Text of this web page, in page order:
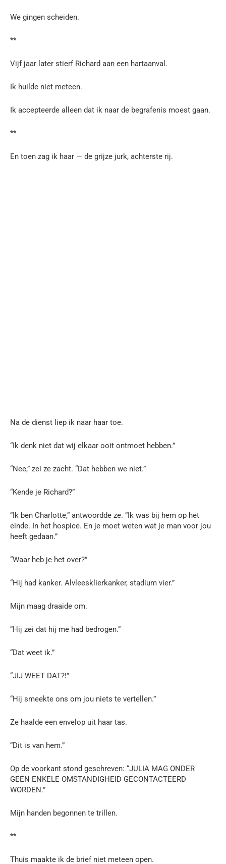
We gingen scheiden.
**
Vijf jaar later stierf Richard aan een hartaanval.
Ik huilde niet meteen.
Ik accepteerde alleen dat ik naar de begrafenis moest gaan.
**
En toen zag ik haar — de grijze jurk, achterste rij.
Na de dienst liep ik naar haar toe.
“Ik denk niet dat wij elkaar ooit ontmoet hebben.”
“Nee,” zei ze zacht. “Dat hebben we niet.”
“Kende je Richard?”
“Ik ben Charlotte,” antwoordde ze. “Ik was bij hem op het
einde. In het hospice. En je moet weten wat je man voor jou
heeft gedaan.”
“Waar heb je het over?”
“Hij had kanker. Alvleesklierkanker, stadium vier.”
Mijn maag draaide om.
“Hij zei dat hij me had bedrogen.”
“Dat weet ik.”
“JIJ WEET DAT?!”
“Hij smeekte ons om jou niets te vertellen.”
Ze haalde een envelop uit haar tas.
“Dit is van hem.”
Op de voorkant stond geschreven: “JULIA MAG ONDER
GEEN ENKELE OMSTANDIGHEID GECONTACTEERD
WORDEN.”
Mijn handen begonnen te trillen.
**
Thuis maakte ik de brief niet meteen open.